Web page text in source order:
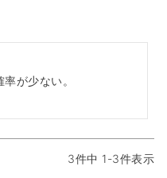
が少ない。
3件中 1-3件表示